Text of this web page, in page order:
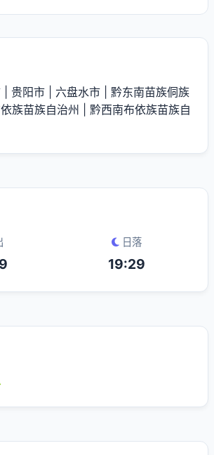
贵阳市 六盘水市
黔东南苗族侗族
族苗族自治州
黔西南布依族苗族自
日落
19:29